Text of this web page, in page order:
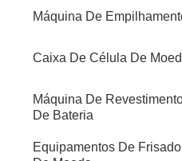
Máquina De
Caixa De Célula De
Máquina De
De Bateria
Equipamentos De